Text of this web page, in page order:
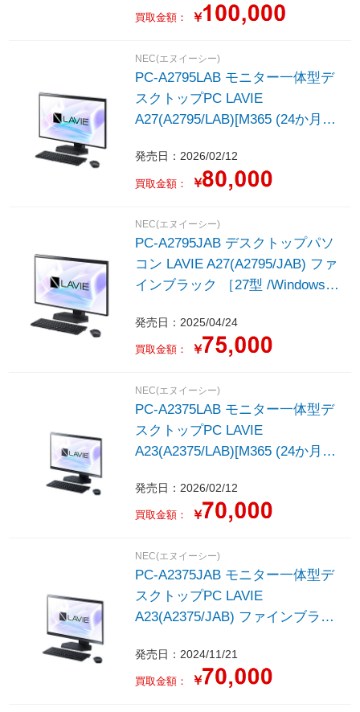
/SSD：512GB /M365 (24か月) or
ル］
買取金額： ￥
NEC(エヌイーシー)
PC-A2795LAB モニター一体型デ
スクトップPC LAVIE
A27(A2795/LAB)[M365 (24か月)
ック ［27型 /Windows11 Home
/intel Core i7 /メモリ：16GB
発売日：2026/02/12
買取金額： ￥
NEC(エヌイーシー)
PC-A2795JAB デスクトップパソ
コン LAVIE A27(A2795/JAB) ファ
インブラック ［27型 /Windows11
16GB /SSD：512GB /Office
HomeandBusiness Premium
発売日：2025/04/24
買取金額： ￥
NEC(エヌイーシー)
PC-A2375LAB モニター一体型デ
スクトップPC LAVIE
A23(A2375/LAB)[M365 (24か月)
ック ［23.8型 /Windows11 Home
/intel Core i7 /メモリ：16GB
発売日：2026/02/12
買取金額： ￥
NEC(エヌイーシー)
PC-A2375JAB モニター一体型デ
スクトップPC LAVIE
A23(A2375/JAB) ファインブラッ
/intel Core i7 /メモリ：16GB
/SSD：512GB /Office
発売日：2024/11/21
買取金額： ￥